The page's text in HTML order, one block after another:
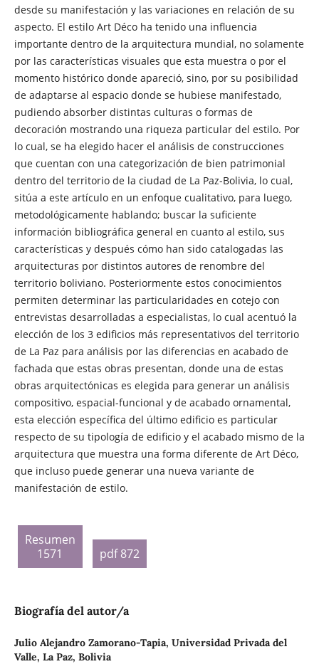
desde su manifestación y las variaciones en relación de su
aspecto. El estilo Art Déco ha tenido una influencia
importante dentro de la arquitectura mundial, no solamente
por las características visuales que esta muestra o por el
momento histórico donde apareció, sino, por su posibilidad
de adaptarse al espacio donde se hubiese manifestado,
pudiendo absorber distintas culturas o formas de
decoración mostrando una riqueza particular del estilo. Por
lo cual, se ha elegido hacer el análisis de construcciones
que cuentan con una categorización de bien patrimonial
dentro del territorio de la ciudad de La Paz-Bolivia, lo cual,
sitúa a este artículo en un enfoque cualitativo, para luego,
metodológicamente hablando; buscar la suficiente
información bibliográfica general en cuanto al estilo, sus
características y después cómo han sido catalogadas las
arquitecturas por distintos autores de renombre del
territorio boliviano. Posteriormente estos conocimientos
permiten determinar las particularidades en cotejo con
entrevistas desarrolladas a especialistas, lo cual acentuó la
elección de los 3 edificios más representativos del territorio
de La Paz para análisis por las diferencias en acabado de
fachada que estas obras presentan, donde una de estas
obras arquitectónicas es elegida para generar un análisis
compositivo, espacial-funcional y de acabado ornamental,
esta elección específica del último edificio es particular
respecto de su tipología de edificio y el acabado mismo de la
arquitectura que muestra una forma diferente de Art Déco,
que incluso puede generar una nueva variante de
manifestación de estilo.
Resumen
1571
pdf 872
Biografía del autor/a
Julio Alejandro Zamorano-Tapia, Universidad Privada del
Valle, La Paz, Bolivia